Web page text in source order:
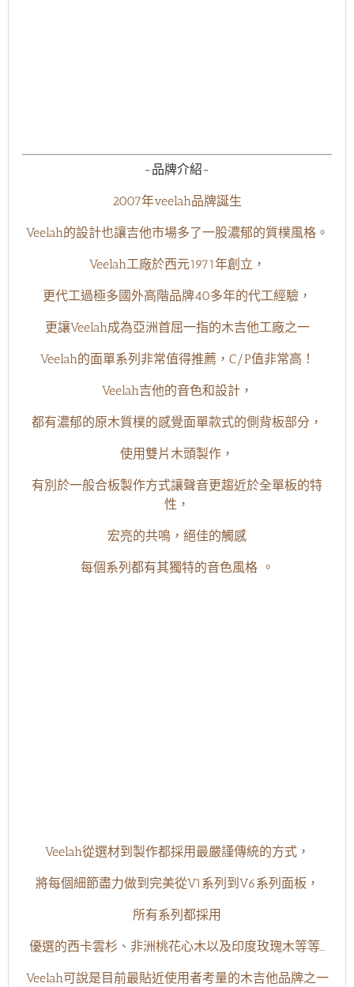
-品牌介紹-
2007年veelah品牌誕生
Veelah的設計也讓吉他市場多了一股濃郁的質樸風格。
Veelah工廠於西元1971年創立，
更代工過極多國外高階品牌40多年的代工經驗，
更讓Veelah成為亞洲首屈一指的木吉他工廠之一
Veelah的面單系列非常值得推薦，C/P值非常高！
Veelah吉他的音色和設計，
都有濃郁的原木質樸的感覺面單款式的側背板部分，
使用雙片木頭製作，
有別於一般合板製作方式讓聲音更趨近於全單板的特
性，
宏亮的共鳴，絕佳的觸感
每個系列都有其獨特的音色風格 。
Veelah從選材到製作都採用最嚴謹傳統的方式，
將每個細節盡力做到完美從V1系列到V6系列面板，
所有系列都採用
優選的西卡雲杉、非洲桃花心木以及印度玫瑰木等等…
Veelah可說是目前最貼近使用者考量的木吉他品牌之一